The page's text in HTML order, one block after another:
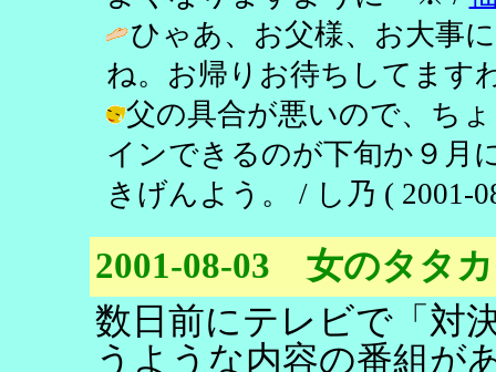
ひゃあ、お父様、お大事
ね。お帰りお待ちしてます
父の具合が悪いので、ち
インできるのが下旬か９月
きげんよう。 / し乃 ( 2001-
2001-08-03 女のタタ
数日前にテレビで「対
うような内容の番組が